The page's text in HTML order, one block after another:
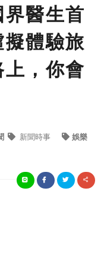
界醫生首
體驗旅
，你會
新聞時事 娛樂